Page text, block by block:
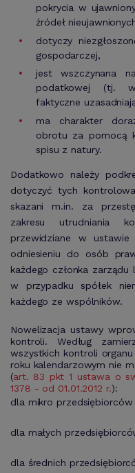
pokrycia w
źródeł
dotyczy
gospodarczej,
jest wszczynana
podatkowej (tj.
faktyczne
ma charakter
obrotu za pomocą
spisu z natury.
Dodatkowo należy
dotyczyć tych
skazani m.in. za
zakresu utrudniania
przewidziane w
odniesieniu do osób
każdego członka
w przypadku spółek
każdego ze wspólników.
Nowelizacja ustawy
kontroli. Według
wszystkich kontroli
roku kalendarzowym nie
(art. 83 pkt 1 ustawa o
1378 - od 01.01.2012 r.):
dla mikro
dla małych
dla średnich